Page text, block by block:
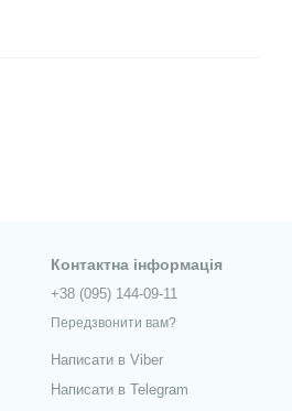
Контактна інформація
+38 (095) 144-09-11
Передзвонити вам?
Написати в Viber
Написати в Telegram